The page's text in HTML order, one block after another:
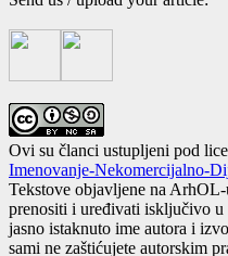
Ovi su članci ustupljeni pod
Imenovanje-Nekomercijalno-
Tekstove objavljene na
prenositi i uređivati isključivo u
jasno istaknuto ime autora i
sami ne zaštićujete autorskim